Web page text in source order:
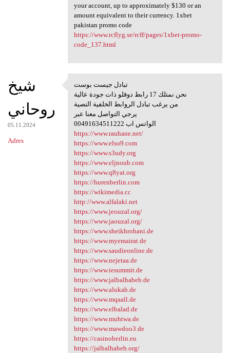
your account, up to approximately $130 or an
amount equivalent to their currency. 1xbet
pakistan promo code
https://www.rcflyg.se/rcff/pages/1xbet-promo-
code_137.html
شيخ
روحاني
05.11.2024
Adres
تبادل جيست بوست
تبادل جيست بوست
نحن نمتلك 17 رابط دوفلو ذات جودة عالية
من يرغب تبادل الروابط الخلفية النصية
يرجي التواصل معنا عبر
00491634511222 الواتس اب
https://www.rauhane.net/
https://www.elso9.com
https://www.s3udy.org
https://www.eljnoub.com
https://www.q8yat.org
https://hurenberlin.com
https://wikimedia.cc
http://www.alfalaki.net
https://www.jeouzal.org/
https://www.jaouzal.org/
https://www.sheikhrohani.de
https://www.myemairat.de
https://www.saudieonline.de
https://www.nejetaa.de
https://www.iesummit.de
https://www.jalbalhabeb.de
https://www.alukah.de
https://www.mqaall.de
https://www.elbalad.de
https://www.muhtwa.de
https://www.mawdoo3.de
https://casinoberlin.eu
https://jalbalhabeb.org/